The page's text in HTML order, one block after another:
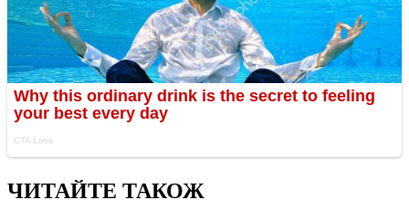
ЧИТАЙТЕ ТАКОЖ